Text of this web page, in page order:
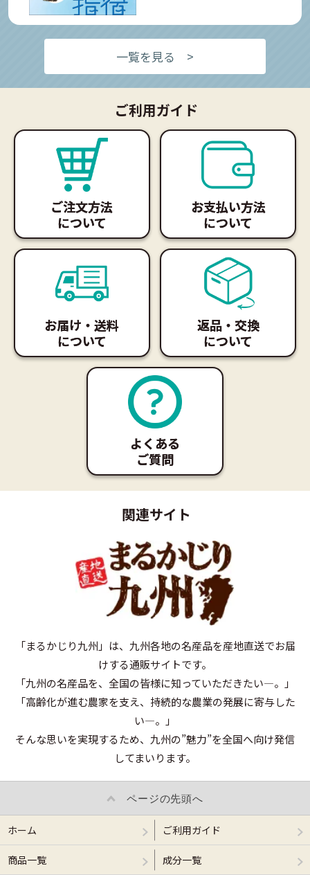
一覧を見る >
ご利用ガイド
ご注文方法
について
お支払い方法
について
お届け・送料
について
返品・交換
について
よくある
ご質問
関連サイト
「まるかじり九州」は、九州各地の名産品を産地直送でお届
けする通販サイトです。
「九州の名産品を、全国の皆様に知っていただきたい―。」
「高齢化が進む農家を支え、持続的な農業の発展に寄与した
い―。」
そんな思いを実現するため、九州の”魅力”を全国へ向け発信
してまいります。
ページの先頭へ
ホーム ご利用ガイド
商品一覧 成分一覧